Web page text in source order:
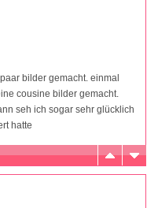
bilder gemacht. einmal
cousine bilder gemacht.
seh ich sogar sehr glücklich
hatte